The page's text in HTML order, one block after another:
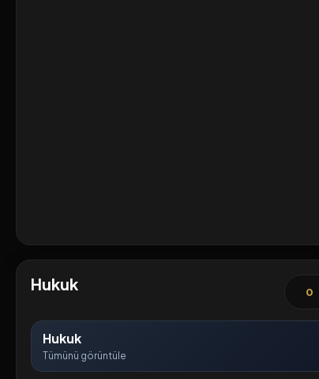
Hukuk 0
Hukuk
Tümünü görüntüle